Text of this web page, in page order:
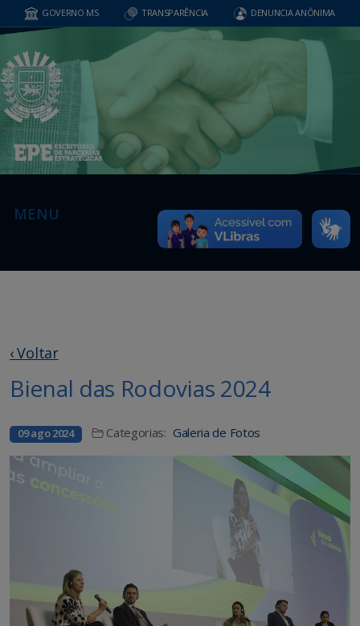
GOVERNO MS TRANSPARÊNCIA DENUNCIA ANÔNIMA
MENU
‹ Voltar
Bienal das Rodovias 2024
09 ago 2024 Categorias: Galeria de Fotos